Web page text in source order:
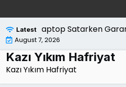
to
content
Latest
Laptop Satarken Garanti
August 7, 2026
Kazı Yıkım Hafriyat
Kazı Yıkım Hafriyat